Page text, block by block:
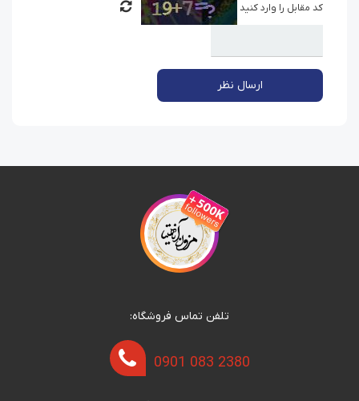
کد مقابل را وارد کنید
ارسال نظر
تلفن تماس فروشگاه:
0901 083 2380